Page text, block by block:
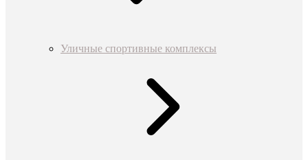
Уличные спортивные комплексы